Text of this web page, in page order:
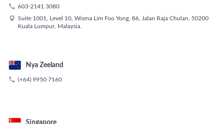
 603-2141 3080
 Suite 1001, Level 10, Wisma Lim Foo Yong, 86, Jalan Raja Chulan, 50200
Kuala Lumpur, Malaysia.
Nya Zeeland
 (+64) 9950 7160
Singapore